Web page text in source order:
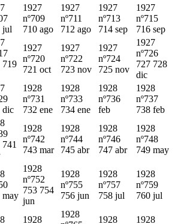
jul
1927
nº709
710 ago
1927
nº711
712 ago
1927
nº713
714 sep
1927
nº715
716 sep
719
1927
nº720
721 oct
1927
nº722
723 nov
1927
nº724
725 nov
1927
nº726
727 728
dic
dic
1928
nº731
732 ene
1928
nº733
734 ene
1928
nº736
feb
1928
nº737
738 feb
1928
nº742
743 mar
1928
nº744
745 abr
1928
nº746
747 abr
1928
nº748
749 may
may
1928
nº752
753 754
jun
1928
nº755
756 jun
1928
nº757
758 jul
1928
nº759
760 jul
1928
1928
1928
1928